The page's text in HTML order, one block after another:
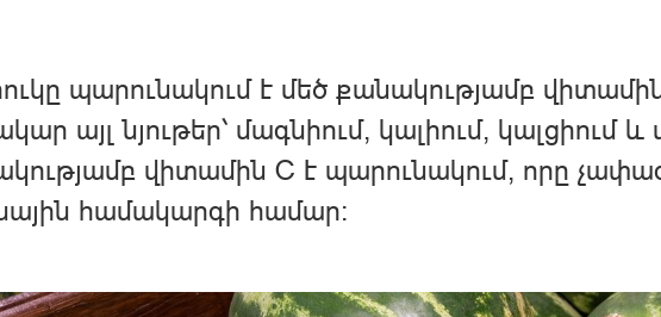
պարունակում է մեծ քանակությամբ
այլ նյութեր՝ մագնիում, կալիում, կալցիում և
վիտամին C է պարունակում, որը
համակարգի համար: